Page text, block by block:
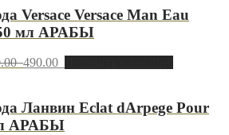
Versace Versace Man Eau
мл АРАБЫ
490.00
Ланвин Eclat dArpege Pour
АРАБЫ